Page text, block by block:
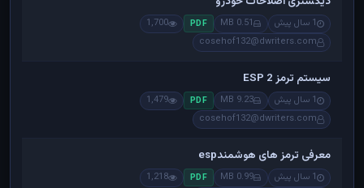
1 سال پیش 0.51 MB
PDF
1,700
cosehof132@dwriters.com
سیستم ترمز ESP 2
1 سال پیش 9.23 MB
PDF
1,479
cosehof132@dwriters.com
معرفی ترمز های هوشمندesp
1 سال پیش 0.99 MB
PDF
1,218